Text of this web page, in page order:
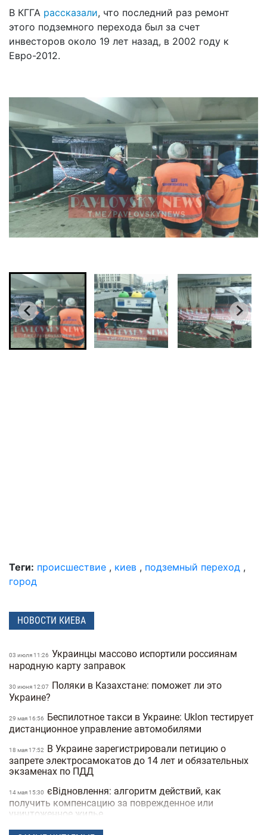
В КГГА рассказали, что последний раз ремонт
этого подземного перехода был за счет
инвесторов около 19 лет назад, в 2002 году к
Евро-2012.
Теги: происшествие , киев , подземный переход ,
город
НОВОСТИ КИЕВА
03 июля 11:26 Украинцы массово испортили россиянам
народную карту заправок
30 июня 12:07
Поляки в Казахстане: поможет ли это
Украине?
29 мая 16:56
Беспилотное такси в Украине: Uklon тестирует
дистанционное управление автомобилями
18 мая 17:52
В Украине зарегистрировали петицию о
запрете электросамокатов до 14 лет и обязательных
экзаменах по ПДД
14 мая 15:30 єВідновлення: алгоритм действий, как
получить компенсацию за поврежденное или
уничтоженное жилье